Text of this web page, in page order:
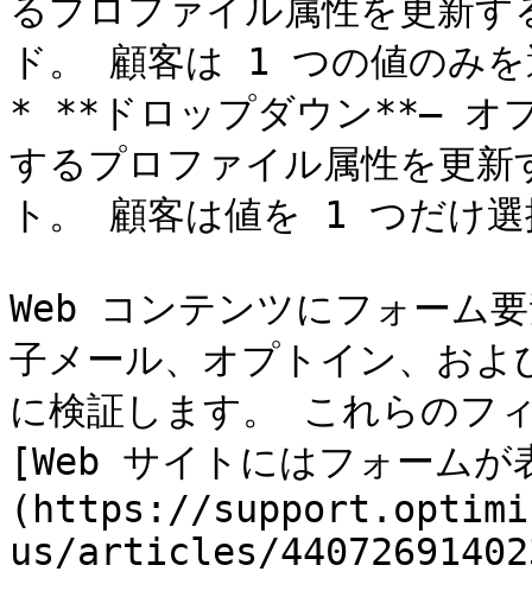
るプロファイル属性を更新
ド。 顧客は 1 つの値のみを
* **ドロップダウン**– オプ
するプロファイル属性を更
ト。 顧客は値を 1 つだけ選
Web コンテンツにフォーム
子メール、オプトイン、お
に検証します。 これらのフ
[Web サイトにはフォーム
(https://
us/articles/